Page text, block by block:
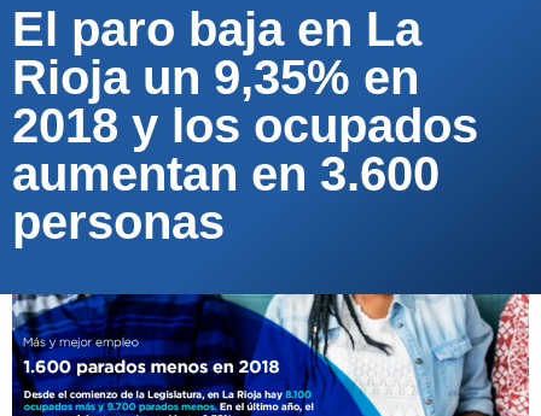
El paro baja en La
Rioja un 9,35% en
2018 y los ocupados
aumentan en 3.600
personas